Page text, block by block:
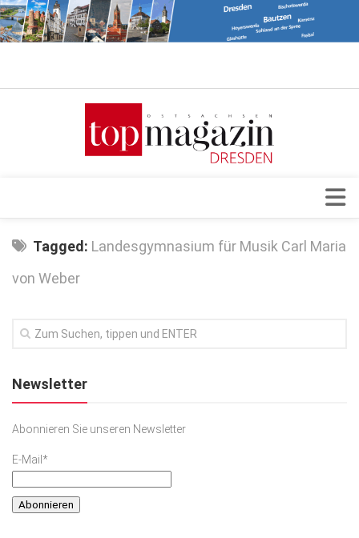
Verkaufsstellen
Top Gesundheitsforum Dresden / Ostsachsen
Mediadaten
Gesellschaft
Ausflug & Reise
Podcast
Tagged: Landesgymnasium für Musik Carl Maria
von Weber
Newsletter
Abonnieren Sie unseren Newsletter
E-Mail*